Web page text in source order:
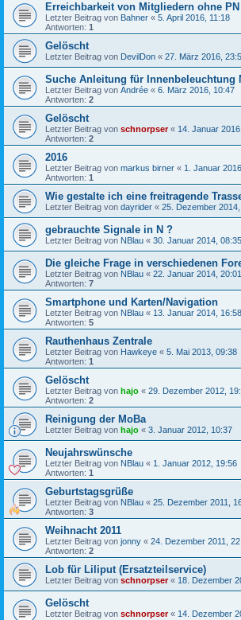
Erreichbarkeit von Mitgliedern ohne PN
Letzter Beitrag von Bahner « 5. April 2016, 11:18
Antworten: 1
Gelöscht
Letzter Beitrag von DevilDon « 27. März 2016,
Suche Anleitung für Innenbeleuchtung
Letzter Beitrag von Andrée « 6. März 2016, 10:47
Antworten: 2
Gelöscht
Letzter Beitrag von schnorpser« 14. Januar
Antworten: 2
2016
Letzter Beitrag von markus birner « 1. Januar
Antworten: 1
Wie gestalte ich eine freitragende
Letzter Beitrag von dayrider « 25. Dezember
gebrauchte Signale in N ?
Letzter Beitrag von NBlau « 30. Januar 2014, 08:35
Die gleiche Frage in verschiedenen
Letzter Beitrag von NBlau « 22. Januar 2014, 20:01
Antworten: 7
Smartphone und Karten/Navigation
Letzter Beitrag von NBlau « 13. Januar 2014, 16:58
Antworten: 5
Rauthenhaus Zentrale
Letzter Beitrag von Hawkeye « 5. Mai 2013, 09:38
Antworten: 1
Gelöscht
Letzter Beitrag von hajo « 29. Dezember 2012,
Antworten: 2
Reinigung der MoBa
Letzter Beitrag von hajo « 3. Januar 2012, 10:37
Neujahrswünsche
Letzter Beitrag von NBlau « 1. Januar 2012, 19:56
Antworten: 1
Geburtstagsgrüße
Letzter Beitrag von NBlau « 25. Dezember 2011,
Antworten: 3
Weihnacht 2011
Letzter Beitrag von jonny « 24. Dezember 2011,
Antworten: 2
Lob für Liliput (Ersatzteilservice)
Letzter Beitrag von schnorpser« 18. Dezember
Gelöscht
Letzter Beitrag von schnorpser« 14. Dezember